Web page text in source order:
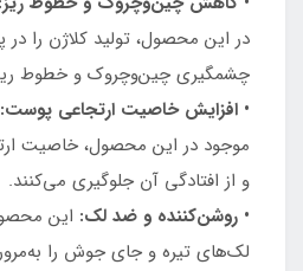
در این محصول، تولید کلاژن را
چشمگیری چین‌وچروک و خطوط
• افزایش خاصیت ارتجاعی پوست:
موجود در این محصول، خاصیت
و از افتادگی آن جلوگیری می‌کنند.
• روشن‌کننده و ضد لک: این
لک‌های تیره و جای جوش را